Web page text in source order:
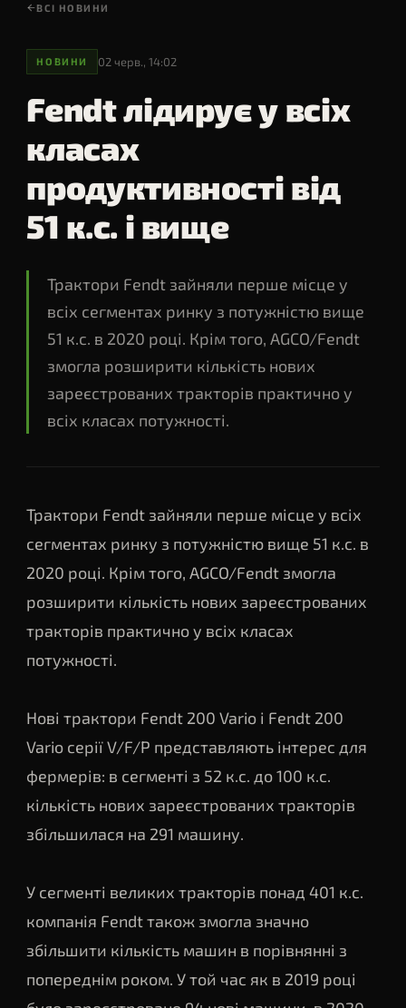
CVT
IDEAL
·
ПЕРЕГЛЯНУТИ
СЕРВІС ЗАПЧАСТИНИ ФІНАНСУВАННЯ
PM360 — СЕЗОННИЙ ОГЛЯД
▸GERINGHOFF
→ Весь каталог
СТОРІНКИ
▸AGCO Corp Світовий лідер агротехніки
▸Рішення Під тип господарства
▸Технології Precision Agriculture
▸Мережа 7 представництв
ВСІ НОВИНИ
НОВИНИ 02 черв., 14:02
Fendt лідирує у всіх
класах
продуктивності від
51 к.с. і вище
Трактори Fendt зайняли перше місце у
всіх сегментах ринку з потужністю вище
51 к.с. в 2020 році. Крім того, AGCO/Fendt
змогла розширити кількість нових
зареєстрованих тракторів практично у
всіх класах потужності.
Трактори Fendt зайняли перше місце у всіх
сегментах ринку з потужністю вище 51 к.с. в
2020 році. Крім того, AGCO/Fendt змогла
розширити кількість нових зареєстрованих
тракторів практично у всіх класах
потужності.
Нові трактори Fendt 200 Vario і Fendt 200
Vario серії V/F/P представляють інтерес для
фермерів: в сегменті з 52 к.с. до 100 к.с.
кількість нових зареєстрованих тракторів
збільшилася на 291 машину.
У сегменті великих тракторів понад 401 к.с.
компанія Fendt також змогла значно
збільшити кількість машин в порівнянні з
попереднім роком. У той час як в 2019 році